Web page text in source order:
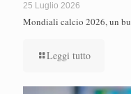
25 Luglio 2026
Mondiali calcio 2026, un
Leggi tutto